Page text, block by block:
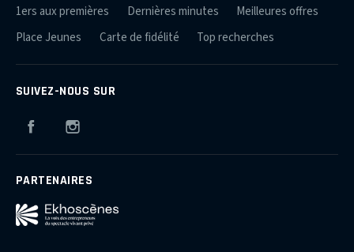
1ers aux premières Dernières minutes
Meilleures offres
Place Jeunes
Carte de fidélité Top recherches
SUIVEZ-NOUS SUR
Facebook
PARTENAIRES